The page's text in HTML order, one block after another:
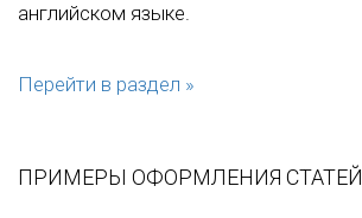
английском языке.
Перейти в раздел »
ПРИМЕРЫ ОФОРМЛЕНИЯ СТАТЕЙ